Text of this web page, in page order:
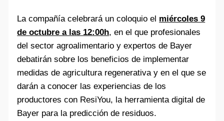
La compañía celebrará un coloquio el miércoles 9
de octubre a las 12:00h, en el que profesionales
del sector agroalimentario y expertos de Bayer
debatirán sobre los beneficios de implementar
medidas de agricultura regenerativa y en el que se
darán a conocer las experiencias de los
productores con ResiYou, la herramienta digital de
Bayer para la predicción de residuos.